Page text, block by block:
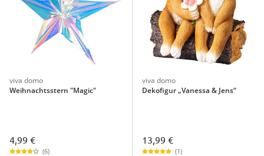
viva domo
Weihnachtsstern "Magic"
4,99 €
(6)
viva domo
Dekofigur „Vanessa & Jens“
13,99 €
(1)